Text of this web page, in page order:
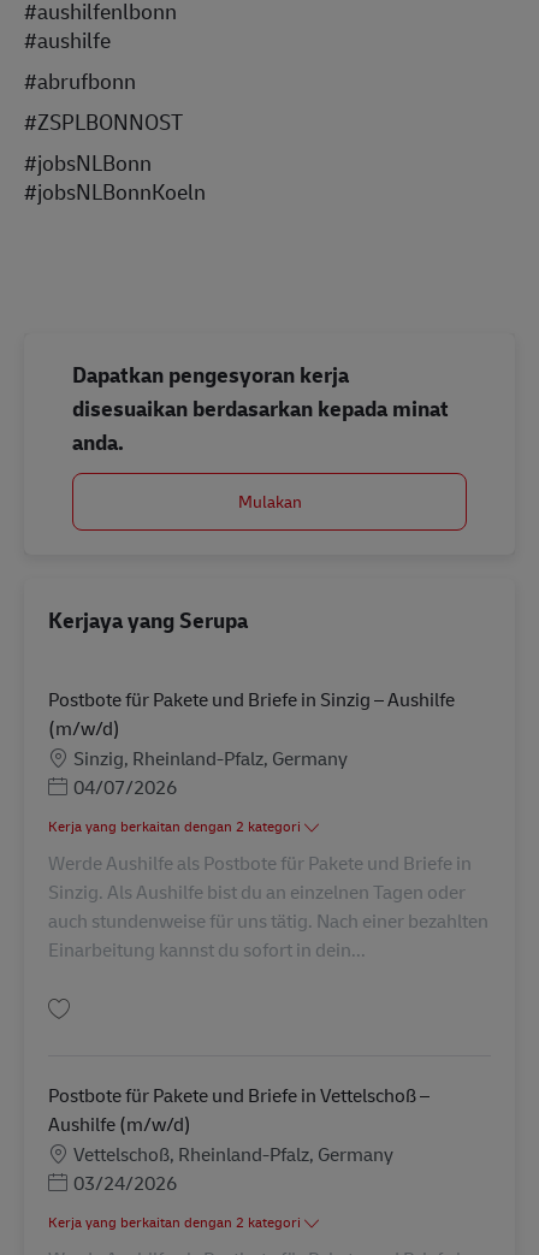
#aushilfenlbonn
#aushilfe
#abrufbonn
#ZSPLBONNOST
#jobsNLBonn
#jobsNLBonnKoeln
Dapatkan pengesyoran kerja
disesuaikan berdasarkan kepada minat
anda.
Mulakan
Kerjaya yang Serupa
Postbote für Pakete und Briefe in Sinzig – Aushilfe
(m/w/d)
LokasiSinzig, Rheinland-Pfalz, Germany
Posted Date
04/07/2026
Kerja yang berkaitan dengan 2 kategori
Werde Aushilfe als Postbote für Pakete und Briefe in
Sinzig. Als Aushilfe bist du an einzelnen Tagen oder
auch stundenweise für uns tätig. Nach einer bezahlten
Einarbeitung kannst du sofort in dein...
Postbote für Pakete und Briefe in Vettelschoß –
Aushilfe (m/w/d)
LokasiVettelschoß, Rheinland-Pfalz, Germany
Posted Date
03/24/2026
Kerja yang berkaitan dengan 2 kategori